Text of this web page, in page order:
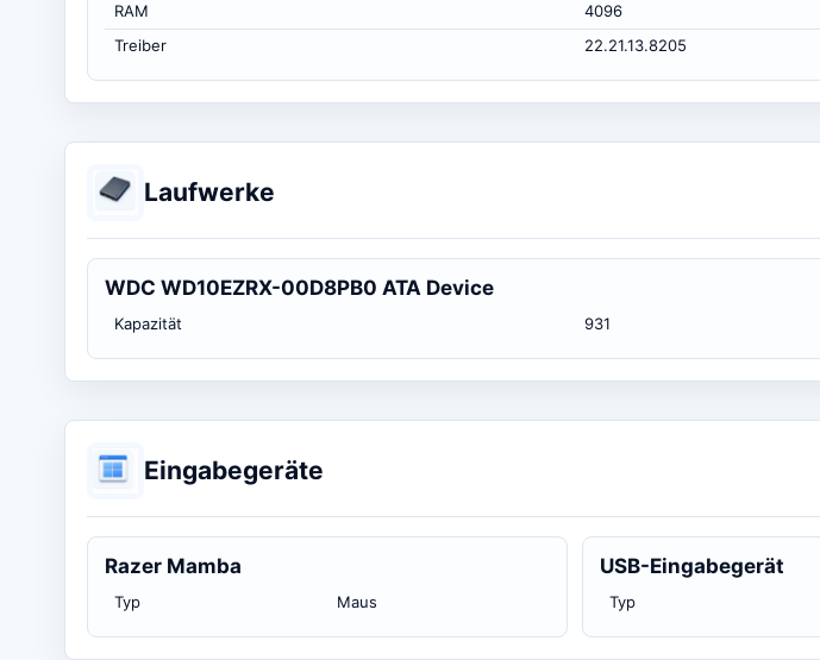
RAM
4096
Treiber
22.21.13.8205
Laufwerke
WDC WD10EZRX-00D8PB0 ATA Device
Kapazität 931
Eingabegeräte
Razer Mamba
Typ Maus
USB-Eingabegerät
Typ